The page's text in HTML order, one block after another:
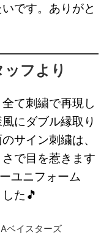
です。ありがと
フより
て刺繍で再現し
にダブル縁取り
サイン刺繍は、
で目を惹きます
ユニフォーム
た🎵
ベイスターズ